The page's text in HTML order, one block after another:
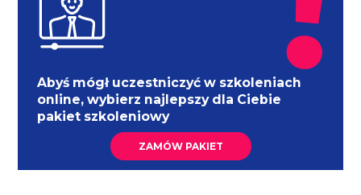
Abyś mógł uczestniczyć w szkoleniach
online, wybierz najlepszy dla Ciebie
pakiet szkoleniowy
ZAMÓW PAKIET